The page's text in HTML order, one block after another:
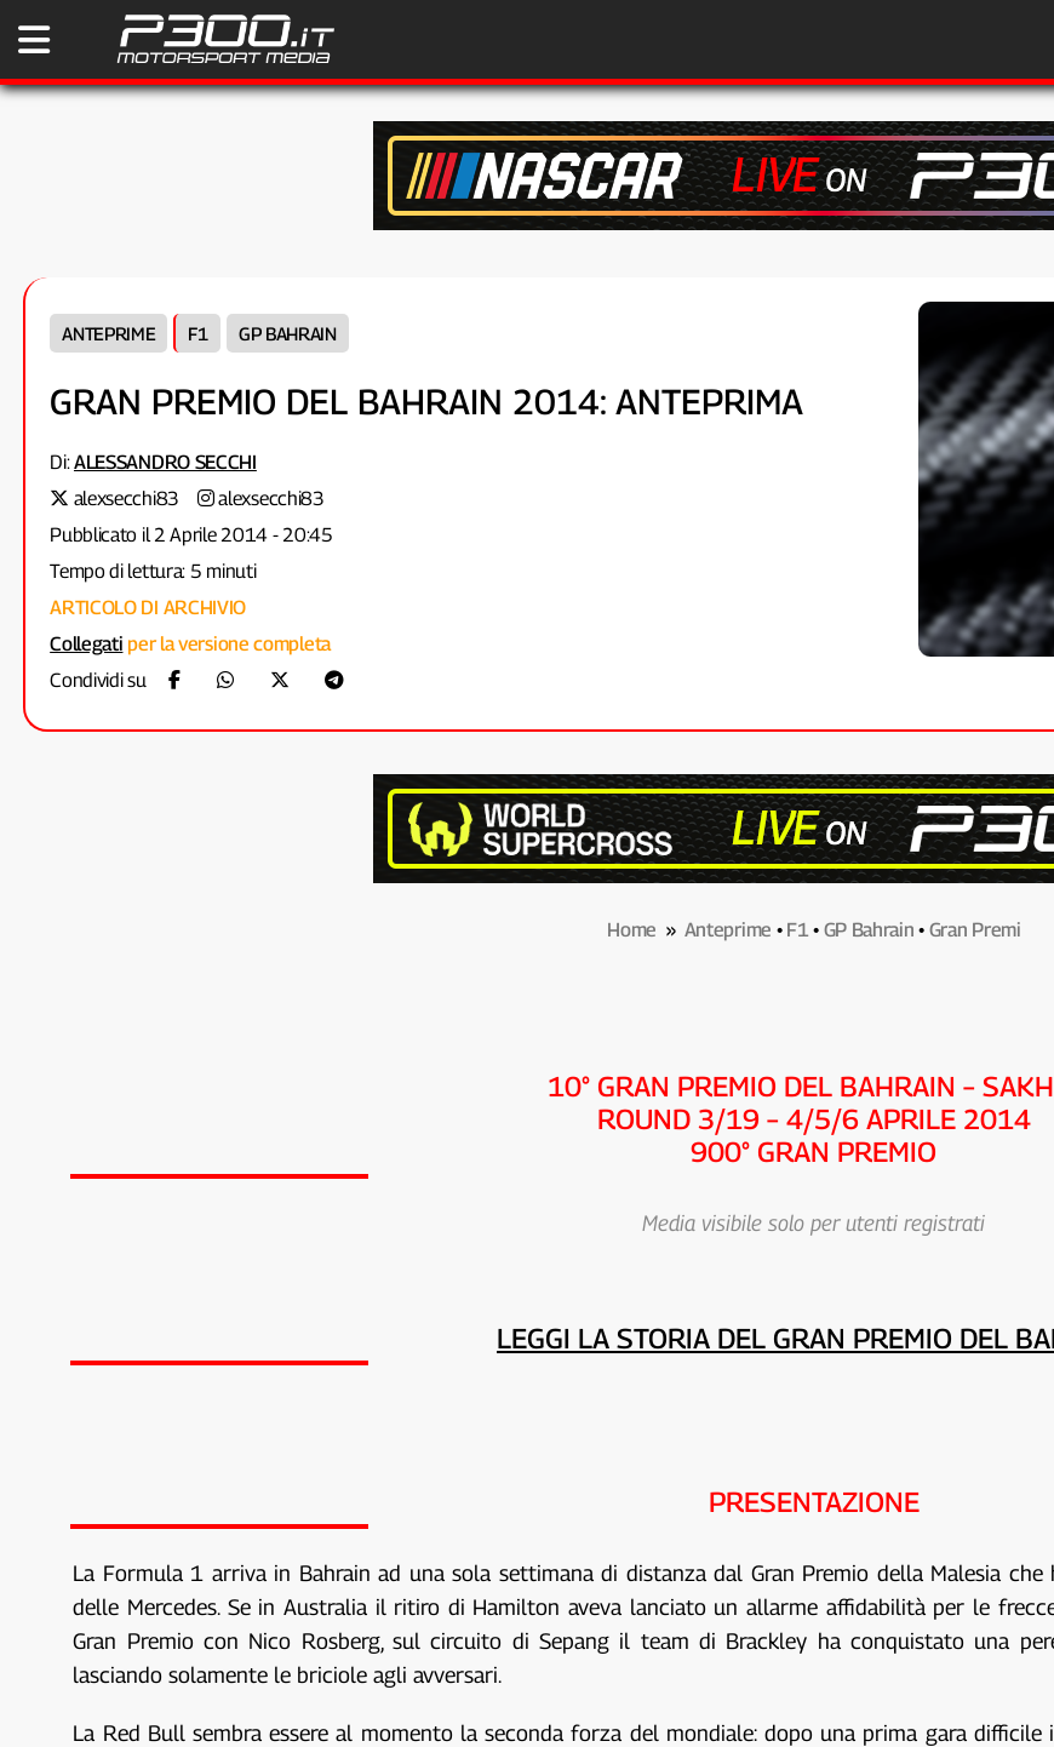
ANTEPRIME F1 GP BAHRAIN
GRAN PREMIO DEL BAHRAIN 2014: ANTEPRIMA
Di:ALESSANDRO SECCHI
alexsecchi83
alexsecchi83
Pubblicato il 2 Aprile 2014 - 20:45
Tempo di lettura: 5 minuti
ARTICOLO DI ARCHIVIO
Collegati per la versione completa
Condividi su
Home » Anteprime • F1• GP Bahrain • Gran Premi
10° GRAN PREMIO DEL BAHRAIN –
ROUND 3/19 – 4/5/6 APRILE 2014
900° GRAN PREMIO
Media visibile solo per utenti registrati
LEGGI LA STORIA DEL GRAN PREMIO DEL
PRESENTAZIONE
La Formula 1 arriva in Bahrain ad una sola settimana di distanza dal Gran Premio della Malesia
delle Mercedes. Se in Australia il ritiro di Hamilton aveva lanciato un allarme affidabilità per le
Gran Premio con Nico Rosberg, sul circuito di Sepang il team di Brackley ha conquistato una
lasciando solamente le briciole agli avversari.
La Red Bull sembra essere al momento la seconda forza del mondiale: dopo una prima gara